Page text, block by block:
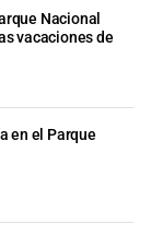
Nacional
vacaciones de
en el Parque